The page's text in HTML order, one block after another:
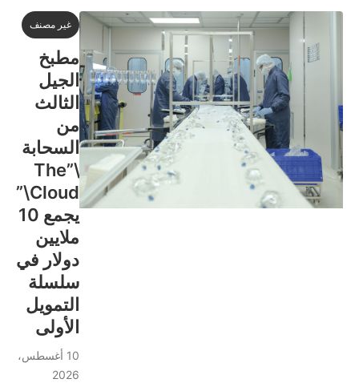
غير مصنف
مطبخ
الجيل
الثالث
من
السحابة
\”The
Cloud\”
يجمع 10
ملايين
دولار في
سلسلة
التمويل
الأولى
10 أغسطس،
2026